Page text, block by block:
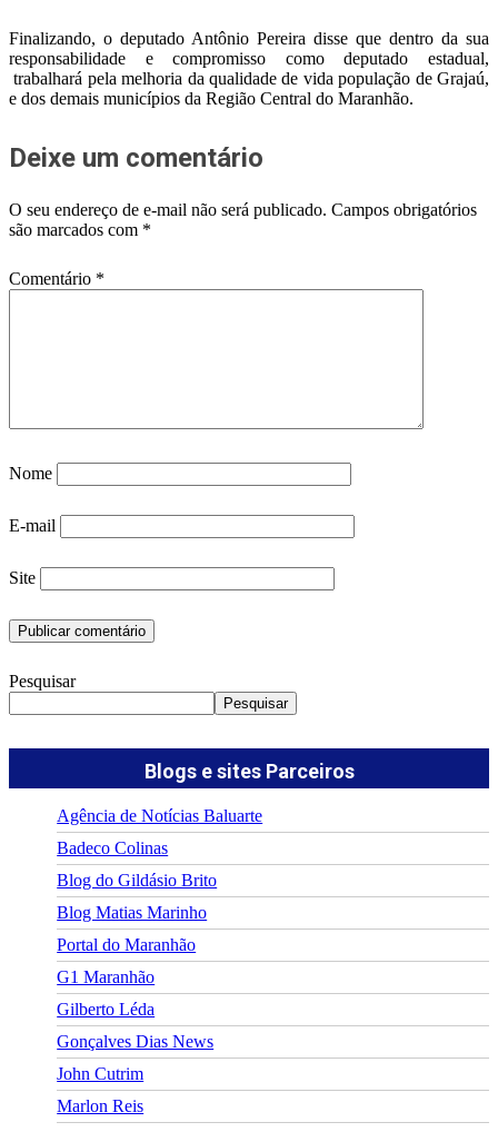
Finalizando, o deputado Antônio Pereira disse que dentro da sua
responsabilidade e compromisso como deputado estadual,
trabalhará pela melhoria da qualidade de vida população de Grajaú,
e dos demais municípios da Região Central do Maranhão.
Deixe um comentário
O seu endereço de e-mail não será publicado. Campos obrigatórios
são marcados com *
Comentário *
Nome
E-mail
Site
Pesquisar
Pesquisar
Blogs e sites Parceiros
Agência de Notícias Baluarte
Badeco Colinas
Blog do Gildásio Brito
Blog Matias Marinho
Portal do Maranhão
G1 Maranhão
Gilberto Léda
Gonçalves Dias News
John Cutrim
Marlon Reis